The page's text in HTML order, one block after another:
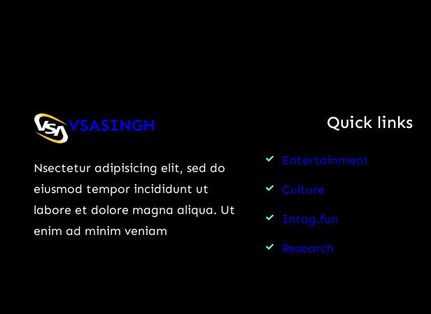
VSASINGH
Nsectetur adipisicing elit, sed do
eiusmod tempor incididunt ut
labore et dolore magna aliqua. Ut
enim ad minim veniam
Quick links
Entertainment
Culture
Intag.fun
Research